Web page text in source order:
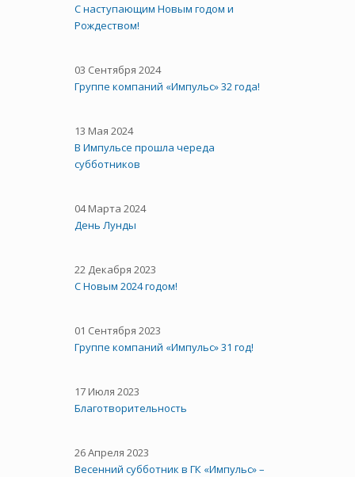
С наступающим Новым годом и
Рождеством!
03 Сентября 2024
Группе компаний «Импульс» 32 года!
13 Мая 2024
В Импульсе прошла череда
субботников
04 Марта 2024
День Лунды
22 Декабря 2023
С Новым 2024 годом!
01 Сентября 2023
Группе компаний «Импульс» 31 год!
17 Июля 2023
Благотворительность
26 Апреля 2023
Весенний субботник в ГК «Импульс» –